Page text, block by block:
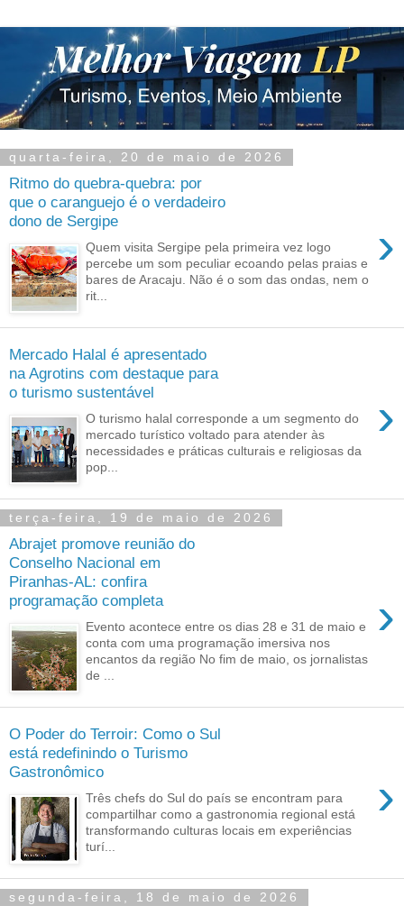
quarta-feira, 20 de maio de 2026
Ritmo do quebra-quebra: por
que o caranguejo é o verdadeiro
dono de Sergipe
›
Quem visita Sergipe pela primeira vez logo
percebe um som peculiar ecoando pelas praias e
bares de Aracaju. Não é o som das ondas, nem o
rit...
Mercado Halal é apresentado
na Agrotins com destaque para
o turismo sustentável
›
O turismo halal corresponde a um segmento do
mercado turístico voltado para atender às
necessidades e práticas culturais e religiosas da
pop...
terça-feira, 19 de maio de 2026
Abrajet promove reunião do
Conselho Nacional em
Piranhas-AL: confira
programação completa
›
Evento acontece entre os dias 28 e 31 de maio e
conta com uma programação imersiva nos
encantos da região No fim de maio, os jornalistas
de ...
O Poder do Terroir: Como o Sul
está redefinindo o Turismo
Gastronômico
›
Três chefs do Sul do país se encontram para
compartilhar como a gastronomia regional está
transformando culturas locais em experiências
turí...
segunda-feira, 18 de maio de 2026